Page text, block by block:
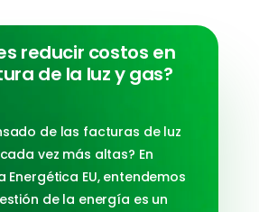
reducir costos en
de la luz y gas?
de las facturas de luz
vez más altas? En
Energética EU, entendemos
de la energía es un